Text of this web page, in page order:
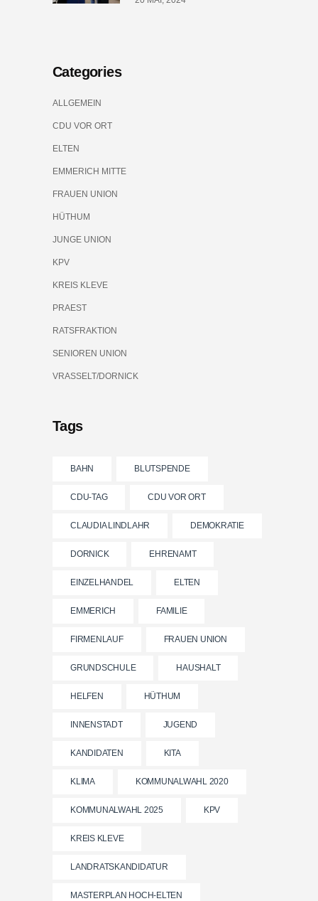
Categories
ALLGEMEIN
CDU VOR ORT
ELTEN
EMMERICH MITTE
FRAUEN UNION
HÜTHUM
JUNGE UNION
KPV
KREIS KLEVE
PRAEST
RATSFRAKTION
SENIOREN UNION
VRASSELT/DORNICK
Tags
BAHN BLUTSPENDE
CDU-TAG CDU VOR ORT
CLAUDIA LINDLAHR DEMOKRATIE
DORNICK EHRENAMT
EINZELHANDEL ELTEN
EMMERICH FAMILIE
FIRMENLAUF FRAUEN UNION
GRUNDSCHULE HAUSHALT
HELFEN HÜTHUM
INNENSTADT JUGEND
KANDIDATEN KITA
KLIMA KOMMUNALWAHL 2020
KOMMUNALWAHL 2025 KPV
KREIS KLEVE
LANDRATSKANDIDATUR
MASTERPLAN HOCH-ELTEN